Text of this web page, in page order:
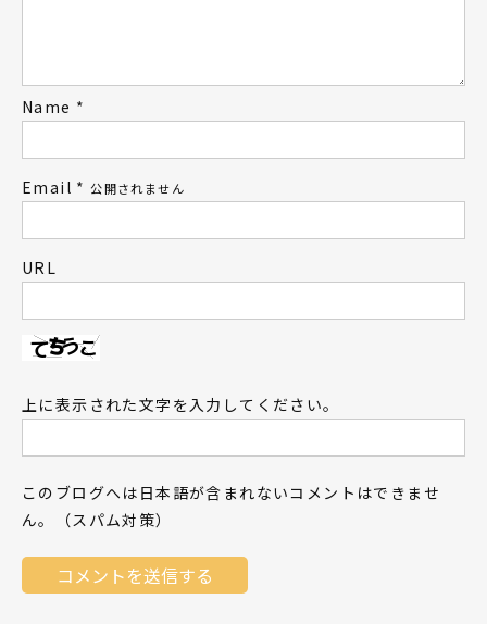
Name *
Email * 公開されません
URL
上に表示された文字を入力してください。
このブログへは日本語が含まれないコメントはできませ
ん。（スパム対策）